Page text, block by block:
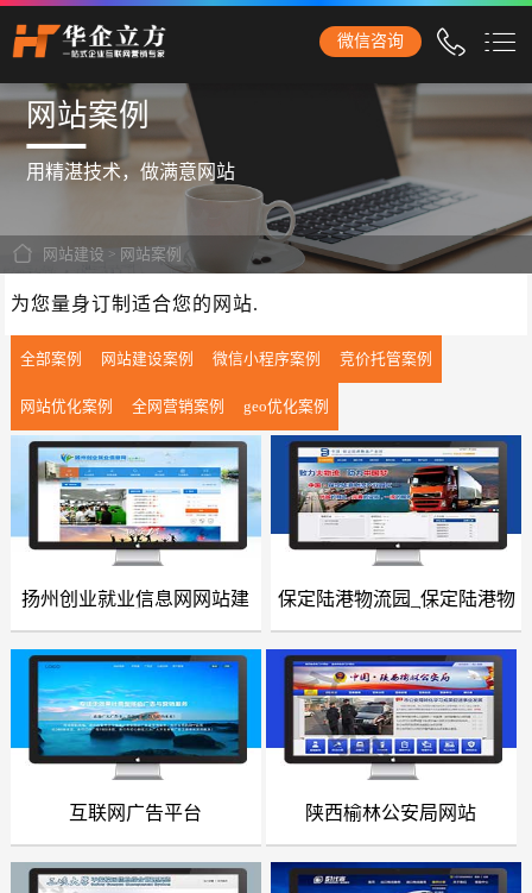
建设、品牌网站建设、响应式网站建设、手机网站建设、网站改版、竞价托管、小程
序开发等服务！
首页
网站建设
外贸网站建设
商城网站建设
手机网站建设
全网营销
百家号代运营
爱采购代运营
知乎代运营
微信咨询
网站案例
用精湛技术，做满意网站
网站建设 > 网站案例
为您量身订制适合您的网站.
全部案例 网站建设案例 微信小程序案例 竞价托管案例
网站优化案例 全网营销案例 geo优化案例
网站建设案例
扬州创业就业信息网网站建
网站建设案例
保定陆港物流园_保定陆港物
网站建设案例
互联网广告平台 网站建设案例
陕西榆林公安局网站